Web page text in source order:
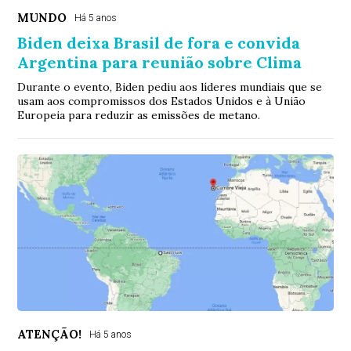
MUNDO Há 5 anos
Biden deixa Brasil de fora e convida
Argentina para reunião sobre Clima
Durante o evento, Biden pediu aos líderes mundiais que se
usam aos compromissos dos Estados Unidos e à União
Europeia para reduzir as emissões de metano.
ATENÇÃO! Há 5 anos